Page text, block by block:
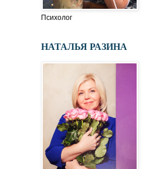
Психолог
НАТАЛЬЯ РАЗИНА